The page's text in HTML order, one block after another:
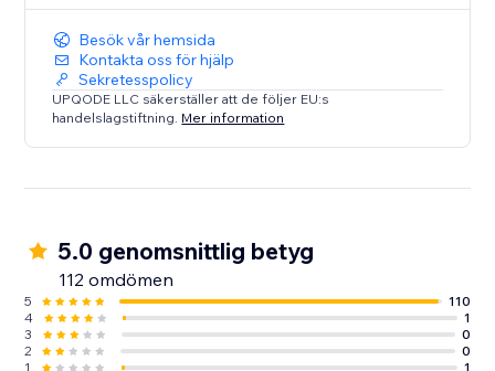
Besök vår hemsida
Kontakta oss för hjälp
Sekretesspolicy
UPQODE LLC säkerställer att de följer EU:s
handelslagstiftning. Mer information
5.0 genomsnittlig betyg
112 omdömen
5
110
4
1
3
0
2
0
1
1